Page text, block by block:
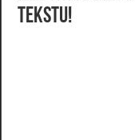
TEKSTU!